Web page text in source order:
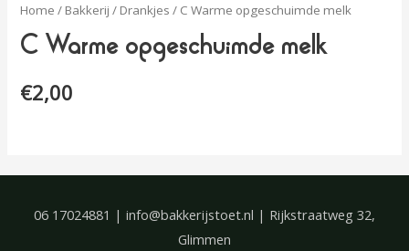
Home / Bakkerij / Drankjes / C Warme opgeschuimde melk
C Warme opgeschuimde melk
€2,00
06 17024881 | info@bakkerijstoet.nl | Rijkstraatweg 32,
Glimmen